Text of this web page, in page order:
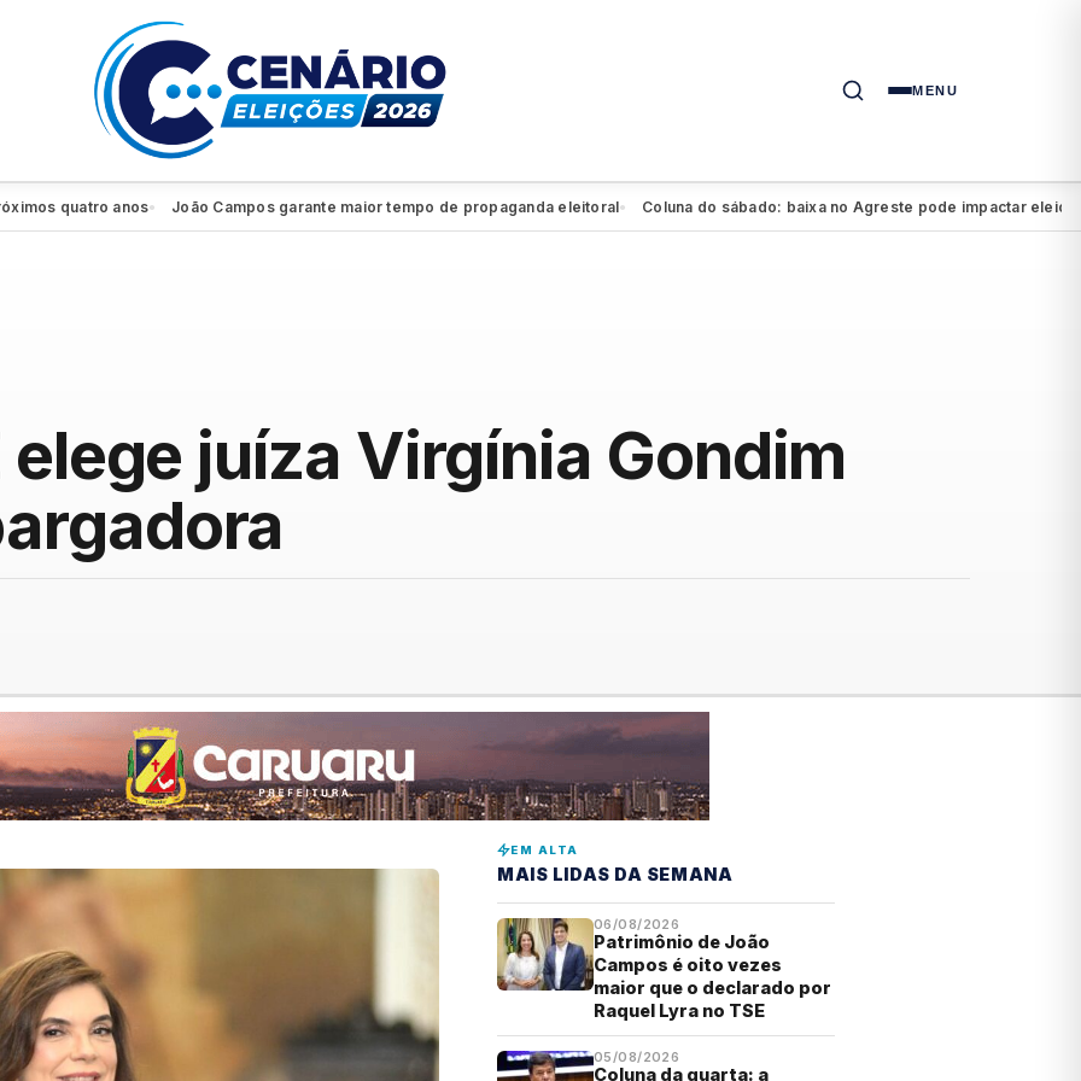
MENU
quatro anos● João Campos garante maior tempo de propaganda eleitoral● Coluna do sábado: baixa no Agreste pode impactar eleição de
elege juíza Virgínia Gondim
EM ALTA
MAIS LIDAS DA SEMANA
06/08/2026
Patrimônio de João
Campos é oito vezes
maior que o declarado por
Raquel Lyra no TSE
05/08/2026
Coluna da quarta: a